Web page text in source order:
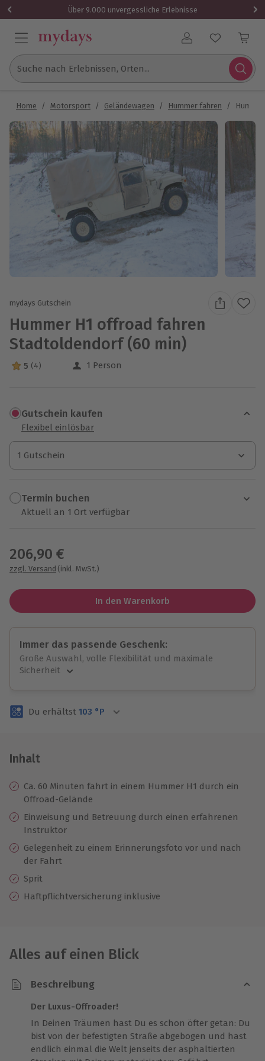
Über 9.000 unvergessliche Erlebnisse
Benutzerkonto
Suche nach Erlebnissen, Orten...
Home / Motorsport / Geländewagen / Hummer fahren /
mydays Gutschein
Hummer H1 offroad fahren
Stadtoldendorf (60 min)
5 Sterne von 5 aus 4 Bewertungen
5 (4) 1 Person
Gutschein kaufen
Flexibel einlösbar
1 Gutschein
1 Gutschein
1 Gutschein
Termin buchen
Aktuell an 1 Ort verfügbar
206,90 €
zzgl. Versand (inkl. MwSt.)
In den Warenkorb
Immer das passende Geschenk:
Große Auswahl, volle Flexibilität und maximale
Sicherheit
Volle Flexibilität
3 Jahre gültig & verlängerbar.
Du erhältst 103 °P
Inhalt
Ca. 60 Minuten fahrt in einem Hummer H1 durch ein
Offroad-Gelände
Einweisung und Betreuung durch einen erfahrenen
Instruktor
Gelegenheit zu einem Erinnerungsfoto vor und nach
der Fahrt
Sprit
Haftpflichtversicherung inklusive
Alles auf einen Blick
Beschreibung
Der Luxus-Offroader!
In Deinen Träumen hast Du es schon öfter getan: Du
bist von der befestigten Straße abgebogen und hast
endlich einmal die Welt jenseits der asphaltierten